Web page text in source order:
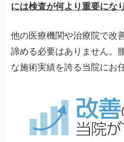
には検査が何より重要にな
他の医療機関や治療院で改
諦める必要はありません。
な施術実績を誇る当院にお